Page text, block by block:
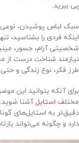
پی ببرید.
سبک لباس پوشیدن، نوعی
اینکه فردی را بشناسید،
شخصیتی آرام، جسور،
نیازمند شناخت درست از
طرز فکر، نوع زندگی و
برای آنکه بتوانید این
مختلف استایلآشنا شوید.
دقیق‌تر به استایل‌های
دارد و چگونه می‌تواند